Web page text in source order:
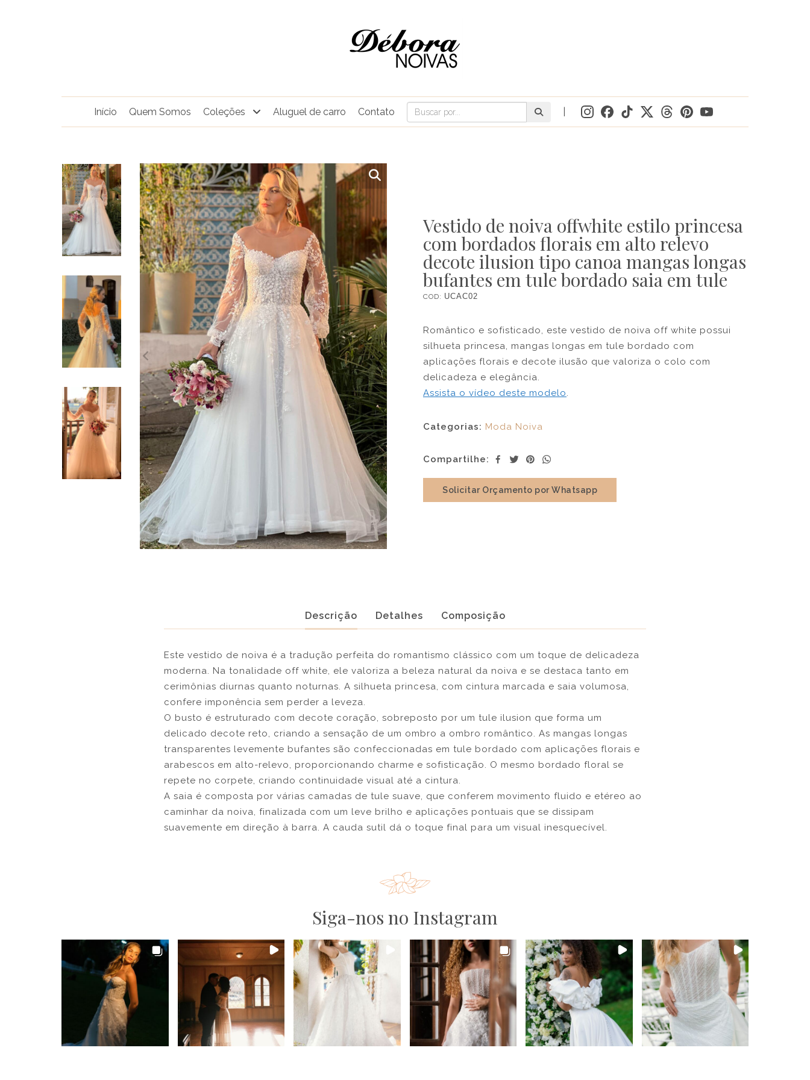
Início Quem Somos Coleções Aluguel de carro Contato
Vestido de noiva offwhite estilo princesa
com bordados florais em alto relevo
decote ilusion tipo canoa mangas longas
bufantes em tule bordado saia em tule
COD: UCAC02
Romântico e sofisticado, este vestido de noiva off white possui
silhueta princesa, mangas longas em tule bordado com
aplicações florais e decote ilusão que valoriza o colo com
delicadeza e elegância.
Assista o vídeo deste modelo.
Categorias: Moda Noiva
Compartilhe:
Solicitar Orçamento por Whatsapp
Descrição Detalhes Composição
Este vestido de noiva é a tradução perfeita do romantismo clássico com um toque de delicadeza
moderna. Na tonalidade off white, ele valoriza a beleza natural da noiva e se destaca tanto em
cerimônias diurnas quanto noturnas. A silhueta princesa, com cintura marcada e saia volumosa,
confere imponência sem perder a leveza.
O busto é estruturado com decote coração, sobreposto por um tule ilusion que forma um
delicado decote reto, criando a sensação de um ombro a ombro romântico. As mangas longas
transparentes levemente bufantes são confeccionadas em tule bordado com aplicações florais e
arabescos em alto-relevo, proporcionando charme e sofisticação. O mesmo bordado floral se
repete no corpete, criando continuidade visual até a cintura.
A saia é composta por várias camadas de tule suave, que conferem movimento fluido e etéreo ao
caminhar da noiva, finalizada com um leve brilho e aplicações pontuais que se dissipam
suavemente em direção à barra. A cauda sutil dá o toque final para um visual inesquecível.
Siga-nos no Instagram